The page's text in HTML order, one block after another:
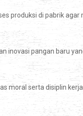
produksi di pabrik agar
inovasi pangan baru
moral serta disiplin